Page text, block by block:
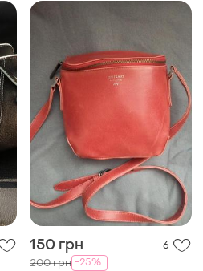
150 грн 6
200 грн -25%